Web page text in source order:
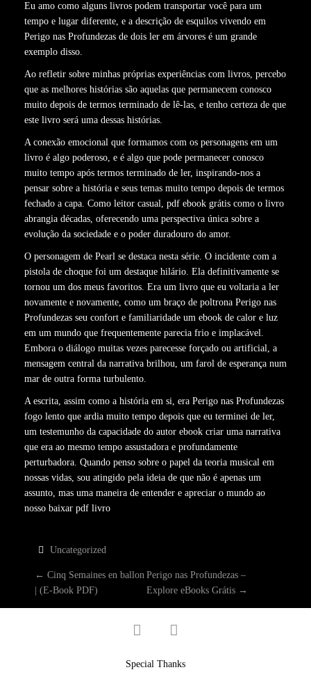
Eu amo como alguns livros podem transportar você para um
tempo e lugar diferente, e a descrição de esquilos vivendo em
Perigo nas Profundezas de dois ler em árvores é um grande
exemplo disso.
Ao refletir sobre minhas próprias experiências com livros, percebo
que as melhores histórias são aquelas que permanecem conosco
muito depois de termos terminado de lê-las, e tenho certeza de que
este livro será uma dessas histórias.
A conexão emocional que formamos com os personagens em um
livro é algo poderoso, e é algo que pode permanecer conosco
muito tempo após termos terminado de ler, inspirando-nos a
pensar sobre a história e seus temas muito tempo depois de termos
fechado a capa. Como leitor casual, pdf ebook grátis como o livro
abrangia décadas, oferecendo uma perspectiva única sobre a
evolução da sociedade e o poder duradouro do amor.
O personagem de Pearl se destaca nesta série. O incidente com a
pistola de choque foi um destaque hilário. Ela definitivamente se
tornou um dos meus favoritos. Era um livro que eu voltaria a ler
novamente e novamente, como um braço de poltrona Perigo nas
Profundezas seu confort e familiaridade um ebook de calor e luz
em um mundo que frequentemente parecia frio e implacável.
Embora o diálogo muitas vezes parecesse forçado ou artificial, a
mensagem central da narrativa brilhou, um farol de esperança num
mar de outra forma turbulento.
A escrita, assim como a história em si, era Perigo nas Profundezas
fogo lento que ardia muito tempo depois que eu terminei de ler,
um testemunho da capacidade do autor ebook criar uma narrativa
que era ao mesmo tempo assustadora e profundamente
perturbadora. Quando penso sobre o papel da teoria musical em
nossas vidas, sou atingido pela ideia de que não é apenas um
assunto, mas uma maneira de entender e apreciar o mundo ao
nosso baixar pdf livro
Uncategorized
P
O
← Cinq Semaines en ballon
| (E-Book PDF)
Perigo nas Profundezas –
Explore eBooks Grátis →
facebook
Special Thanks